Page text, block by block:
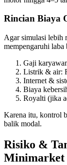
Rincian Biaya
Agar simulasi lebih
mempengaruhi laba
Gaji
Listrik & air:
Internet &
Biaya
Royalti (jika
Karena itu, kontrol
balik modal.
Risiko &
Minimarket